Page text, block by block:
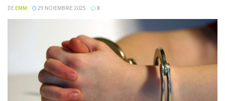
DE EMM 29 NOIEMBRIE 2025 0